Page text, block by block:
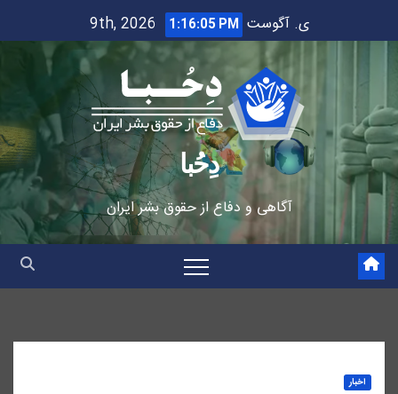
to
ی. آگوست 9th, 2026 1:16:06 PM
دِحُبا
آگاهی و دفاع از حقوق بشر ایران
اخبار